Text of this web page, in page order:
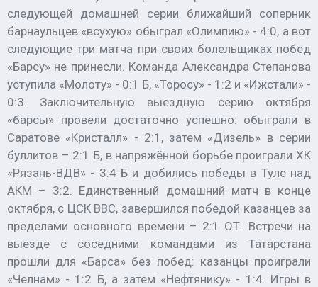
следующей домашней серии ближайший соперник
барнаульцев «всухую» обыграл «Олимпию» - 4:0, а вот
следующие три матча при своих болельщиках побед
«Барсу» не принесли. Команда Александра Степанова
уступила «Молоту» - 0:1 Б, «Торосу» - 1:2 и «Ижстали» -
0:3. Заключительную выездную серию октября
«барсы» провели достаточно успешно: обыграли в
Саратове «Кристалл» - 2:1, затем «Дизель» в серии
буллитов – 2:1 Б, в напряжённой борьбе проиграли ХК
«Рязань-ВДВ» - 3:4 Б и добились победы в Туле над
АКМ – 3:2. Единственный домашний матч в конце
октября, с ЦСК ВВС, завершился победой казанцев за
пределами основного времени – 2:1 ОТ. Встречи на
выезде с соседними командами из Татарстана
прошли для «Барса» без побед: казанцы проиграли
«Челнам» - 1:2 Б, а затем «Нефтянику» - 1:4. Игры в